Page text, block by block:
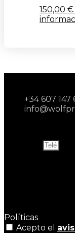
150,00 €
+34 607 147
Políticas
Acepto el